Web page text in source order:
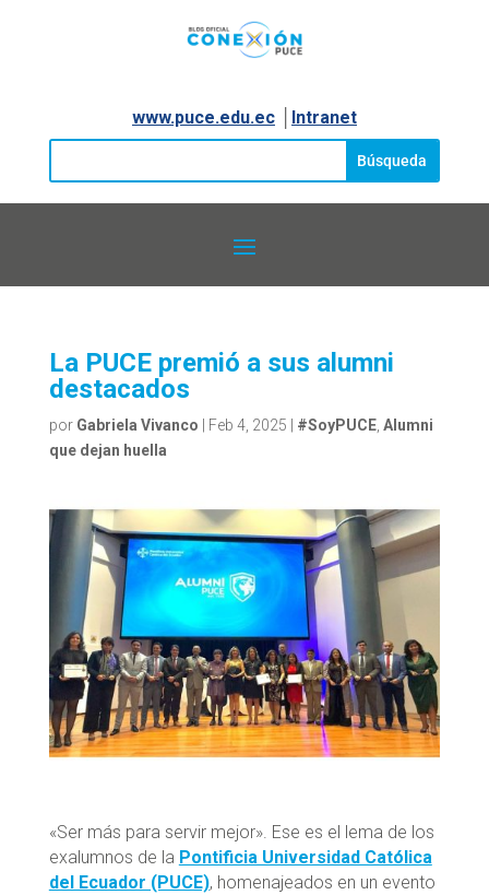
www.puce.edu.ec│ Intranet
La PUCE premió a sus alumni
destacados
por Gabriela Vivanco Feb 4, 2025 #SoyPUCE, Alumni
que dejan huella
«Ser más para servir mejor». Ese es el lema de los
exalumnos de la Pontificia Universidad Católica
del Ecuador (PUCE), homenajeados en un evento